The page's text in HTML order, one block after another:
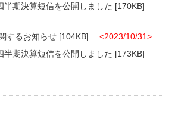
半期決算短信を公開しました [170KB]
するお知らせ[104KB] <2023/10/31>
半期決算短信を公開しました [173KB]